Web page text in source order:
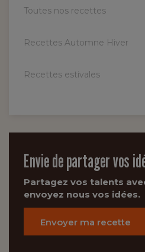
Toutes nos recettes
Recettes Automne Hiver
Recettes estivales
Envie de partager vos
Partagez vos talents
envoyez nous vos idées.
Envoyer ma recette